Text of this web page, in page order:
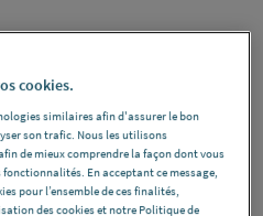
316 / ACIER -
- Terminal
cookies.
similaires afin d'assurer le bon
son trafic. Nous les utilisons
de mieux comprendre la façon dont vous
En acceptant ce message,
pour l’ensemble de ces finalités,
des cookies et notre Politique de